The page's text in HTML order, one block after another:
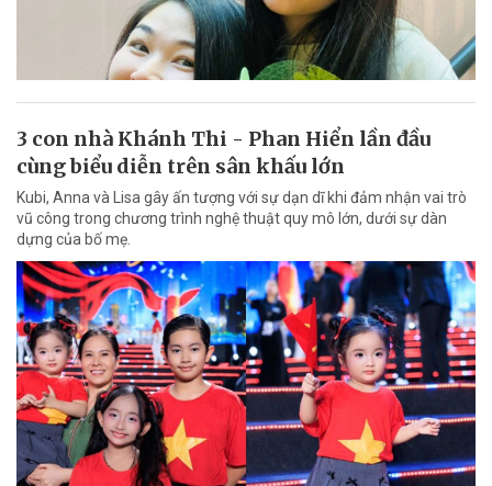
3 con nhà Khánh Thi - Phan Hiển lần đầu
cùng biểu diễn trên sân khấu lớn
Kubi, Anna và Lisa gây ấn tượng với sự dạn dĩ khi đảm nhận vai trò
vũ công trong chương trình nghệ thuật quy mô lớn, dưới sự dàn
dựng của bố mẹ.